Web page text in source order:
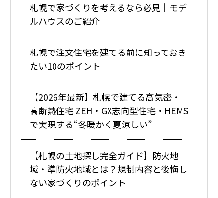
札幌で家づくりを考えるなら必見｜モデ
ルハウスのご紹介
札幌で注文住宅を建てる前に知っておき
たい10のポイント
【2026年最新】札幌で建てる高気密・
高断熱住宅 ZEH・GX志向型住宅・HEMS
で実現する“冬暖かく夏涼しい”
【札幌の土地探し完全ガイド】防火地
域・準防火地域とは？規制内容と後悔し
ない家づくりのポイント